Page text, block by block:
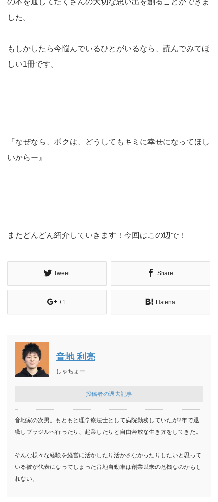
した。
もしかしたら今悩んでいるひとがいるなら、読んでみてほ
しい1冊です。
『なぜなら、ボクは、どうしてもキミに幸せになってほし
いからー』
またどんどん紹介していきます！今回はこの辺で！
Tweet Share
+1 Hatena
音地 利亮
しゃちょー
投稿者の過去記事
音地家の次男。もともと理学療法士として病院勤務していたが2年で退
職しブラジルへ行ったり、起業したりと自由奔放な生き方をしてきた。
そんな様々な経験を経営に活かしたり活かさなかったりしたいと思って
いる彼が代表になってしまった音地自動車は創業以来の危機なのかもし
れない。